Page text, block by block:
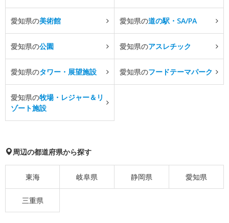
愛知県の美術館 愛知県の道の駅・SA/PA
愛知県の公園 愛知県のアスレチック
愛知県のタワー・展望施設 愛知県のフードテーマパーク
愛知県の牧場・レジャー＆リ
ゾート施設
周辺の都道府県から探す
東海 岐阜県 静岡県 愛知県
三重県